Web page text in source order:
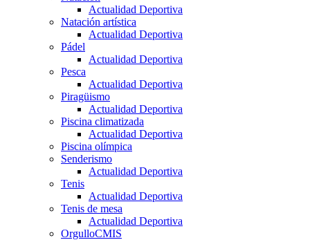
Actualidad Deportiva
Natación artística
Actualidad Deportiva
Pádel
Actualidad Deportiva
Pesca
Actualidad Deportiva
Piragüismo
Actualidad Deportiva
Piscina climatizada
Actualidad Deportiva
Piscina olímpica
Senderismo
Actualidad Deportiva
Tenis
Actualidad Deportiva
Tenis de mesa
Actualidad Deportiva
OrgulloCMIS